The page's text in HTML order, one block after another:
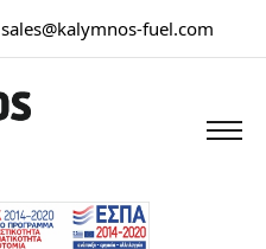
sales@kalymnos-fuel.com